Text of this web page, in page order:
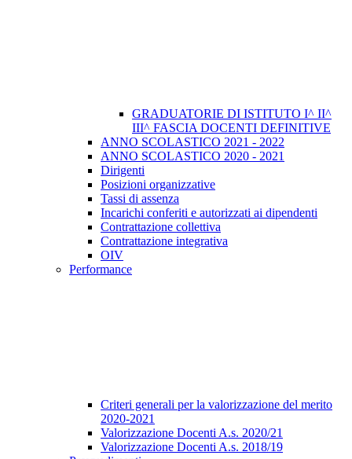
GRADUATORIE DI ISTITUTO I^ II^
III^ FASCIA DOCENTI DEFINITIVE
ANNO SCOLASTICO 2021 - 2022
ANNO SCOLASTICO 2020 - 2021
Dirigenti
Posizioni organizzative
Tassi di assenza
Incarichi conferiti e autorizzati ai dipendenti
Contrattazione collettiva
Contrattazione integrativa
OIV
Performance
Criteri generali per la valorizzazione del merito
2020-2021
Valorizzazione Docenti A.s. 2020/21
Valorizzazione Docenti A.s. 2018/19